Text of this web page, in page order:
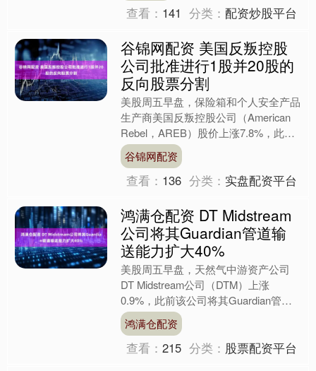
查看： 141 分类：配资炒股平台
谷锦网配资 美国反叛控股
公司批准进行1股并20股的
反向股票分割
美股周五早盘，保险箱和个人安全产品
生产商美国反叛控股公司（American
Rebel，AREB）股价上涨7.8%，此前
该公司已批准进行1股并20股的反向股
票分....
谷锦网配资
查看： 136 分类： 实盘配资平台
鸿满仓配资 DT Midstream
公司将其Guardian管道输
送能力扩大40%
美股周五早盘，天然气中游资产公司
DT Midstream公司（DTM）上涨
0.9%，此前该公司将其Guardian管道
的输送能力扩大了40%，并已获得五家
运输公....
鸿满仓配资
查看：215 分类： 股票配资平台